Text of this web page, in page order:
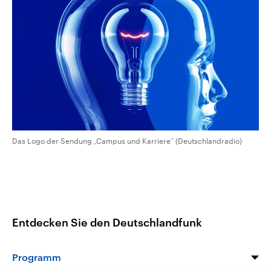
CDU, SPD und FDP regiert.-
Umfragen, Prognosen,
Wahlprogramme, aktuelle Berichte
und Hintergründe zu den Parteien
und Kandidaten der anstehenden
aktuelle Weltgeschehen.
Sendungen Programm Podcasts
Audio-Archiv
Das Logo der Sendung „Campus und Karriere“ (Deutschlandradio)
Entdecken Sie den Deutschlandfunk
Programm